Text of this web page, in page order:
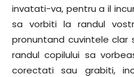
invatati-va, pentru a il
sa vorbiti la randul
pronuntand cuvintele clar
randul copilului sa
corectati sau grabiti,